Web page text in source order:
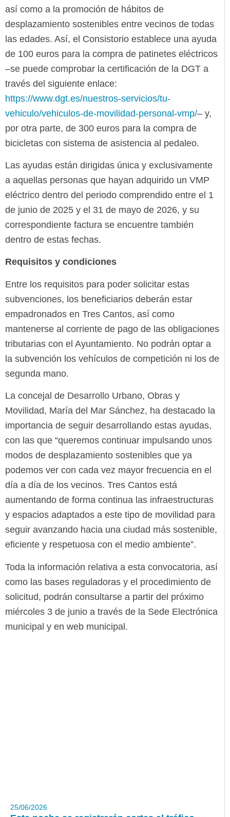
así como a la promoción de hábitos de
desplazamiento sostenibles entre vecinos de todas
las edades. Así, el Consistorio establece una ayuda
de 100 euros para la compra de patinetes eléctricos
–se puede comprobar la certificación de la DGT a
través del siguiente enlace:
https://www.dgt.es/nuestros-servicios/tu-
vehiculo/vehiculos-de-movilidad-personal-vmp/– y,
por otra parte, de 300 euros para la compra de
bicicletas con sistema de asistencia al pedaleo.
Las ayudas están dirigidas única y exclusivamente
a aquellas personas que hayan adquirido un VMP
eléctrico dentro del periodo comprendido entre el 1
de junio de 2025 y el 31 de mayo de 2026, y su
correspondiente factura se encuentre también
dentro de estas fechas.
Requisitos y condiciones
Entre los requisitos para poder solicitar estas
subvenciones, los beneficiarios deberán estar
empadronados en Tres Cantos, así como
mantenerse al corriente de pago de las obligaciones
tributarias con el Ayuntamiento. No podrán optar a
la subvención los vehículos de competición ni los de
segunda mano.
La concejal de Desarrollo Urbano, Obras y
Movilidad, María del Mar Sánchez, ha destacado la
importancia de seguir desarrollando estas ayudas,
con las que “queremos continuar impulsando unos
modos de desplazamiento sostenibles que ya
podemos ver con cada vez mayor frecuencia en el
día a día de los vecinos. Tres Cantos está
aumentando de forma continua las infraestructuras
y espacios adaptados a este tipo de movilidad para
seguir avanzando hacia una ciudad más sostenible,
eficiente y respetuosa con el medio ambiente”.
Toda la información relativa a esta convocatoria, así
como las bases reguladoras y el procedimiento de
solicitud, podrán consultarse a partir del próximo
miércoles 3 de junio a través de la Sede Electrónica
municipal y en web municipal.
25/06/2026